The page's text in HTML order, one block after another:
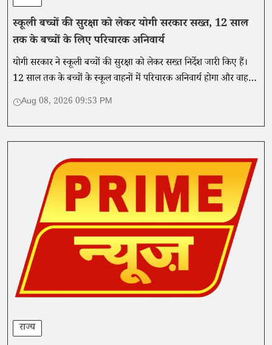
स्कूली बच्चों की सुरक्षा को लेकर योगी सरकार सख्त, 12 साल
तक के बच्चों के लिए परिचारक अनिवार्य
योगी सरकार ने स्कूली बच्चों की सुरक्षा को लेकर सख्त निर्देश जारी किए हैं।
12 साल तक के बच्चों के स्कूल वाहनों में परिचारक अनिवार्य होगा और वाहनों
की फिटनेस व सुरक्षा उपकरणों की नियमित जांच होगी।
Aug 08, 2026 09:53 PM
राज्य